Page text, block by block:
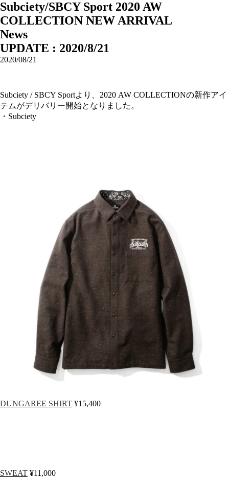
Subciety/SBCY Sport 2020 AW
COLLECTION NEW ARRIVAL
News
UPDATE : 2020/8/21
2020/08/21
Subciety / SBCY Sportより、2020 AW COLLECTIONの新作アイ
テムがデリバリー開始となりました。
・Subciety
DUNGAREE SHIRT ¥15,400
SWEAT ¥11,000